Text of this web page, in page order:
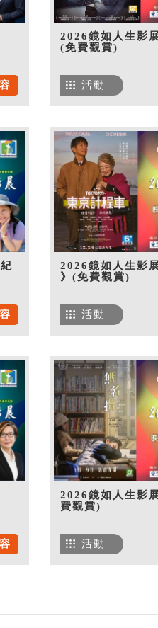
2026鏡如人生影
(免費觀賞)
活動
2026鏡如人生影
》(免費觀賞)
活動
2026鏡如人生影
費觀賞)
活動